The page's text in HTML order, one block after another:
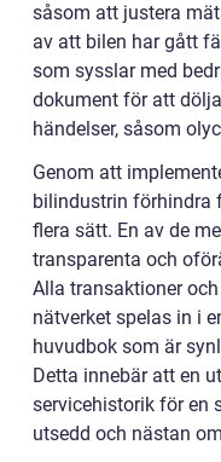
såsom att justera
av att bilen har gått
som sysslar med
dokument för att
händelser, såsom
Genom att
bilindustrin förhindra
flera sätt. En av de
transparenta och
Alla transaktioner
nätverket spelas in i
huvudbok som är
Detta innebär att en
servicehistorik för en
utsedd och nästan